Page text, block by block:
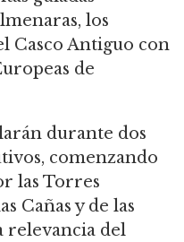
los
Casco Antiguo con
de
durante dos
comenzando
las Torres
Cañas y de las
relevancia del